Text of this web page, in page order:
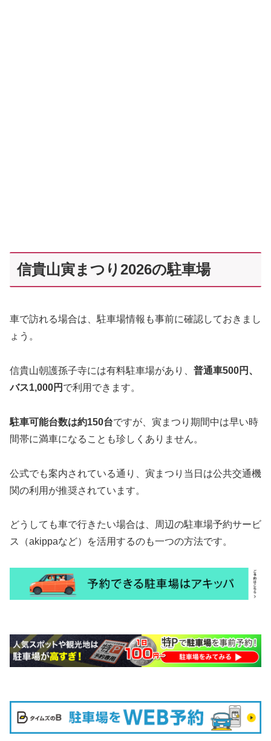
信貴山寅まつり2026の駐車場
車で訪れる場合は、駐車場情報も事前に確認しておきまし
ょう。
信貴山朝護孫子寺には有料駐車場があり、 普通車500円、
バス1,000円 で利用できます。
駐車可能台数は約150台ですが、寅まつり期間中は早い時
間帯に満車になることも珍しくありません。
公式でも案内されている通り、寅まつり当日は公共交通機
関の利用が推奨されています。
どうしても車で行きたい場合は、周辺の駐車場予約サービ
ス（akippaなど）を活用するのも一つの方法です。